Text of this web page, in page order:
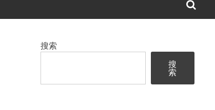
搜索
搜
索